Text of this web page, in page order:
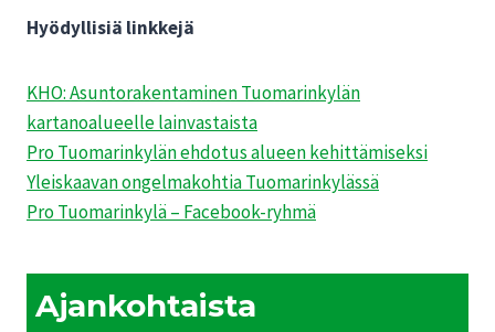
Hyödyllisiä linkkejä
KHO: Asuntorakentaminen Tuomarinkylän
kartanoalueelle lainvastaista
Pro Tuomarinkylän ehdotus alueen kehittämiseksi
Yleiskaavan ongelmakohtia Tuomarinkylässä
Pro Tuomarinkylä – Facebook-ryhmä
Ajankohtaista